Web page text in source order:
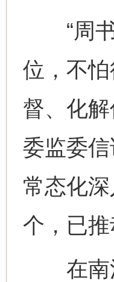
“周书
位，不
督、化
委监委
常态化
个，已
在南江